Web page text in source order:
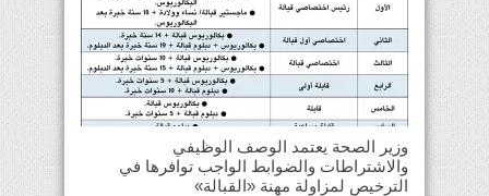
وزير الصحة يعتمد الوصف الوظيفي
والاشتراطات والضوابط الواجب توافرها في
الترخيص لمزاولة مهنة «القبالة»